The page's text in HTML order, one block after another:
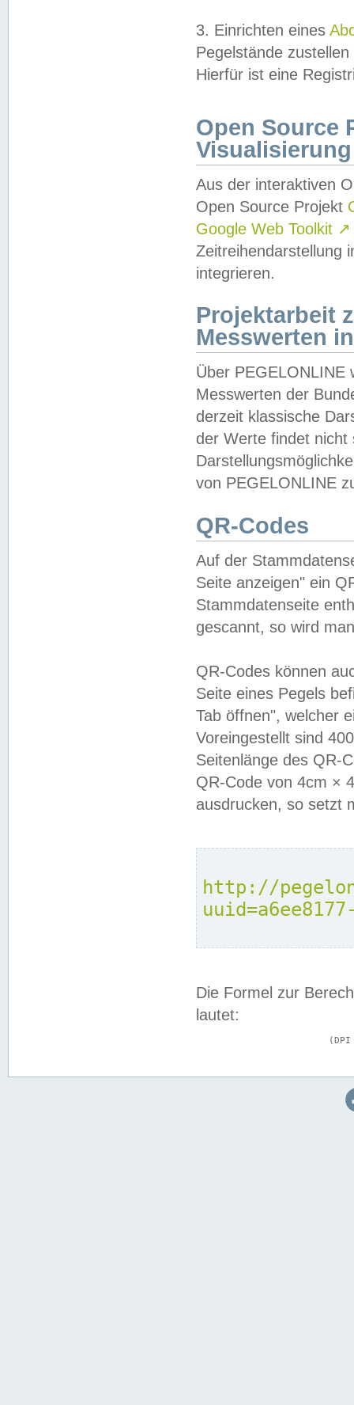
3. Einrichten eines
Pegelstände
Hierfür ist eine
Open Source
Visualisierung
Aus der interaktiven
Open Source Projekt
Google Web Toolkit ↗
Zeitreihendarstellung
integrieren.
Projektarbeit
Messwerten
Über PEGELONLINE
Messwerten der
derzeit klassische
der Werte findet
von PEGELONLINE
QR-Codes
Auf der
Seite anzeigen" ein
Stammdatenseite
gescannt, so wird
QR-Codes können
Seite eines Pegels
Tab öffnen", welcher
Voreingestellt sind
Seitenlänge des QR-
QR-Code von 4cm ×
ausdrucken, so setzt
http://
Die Formel zur
lautet: